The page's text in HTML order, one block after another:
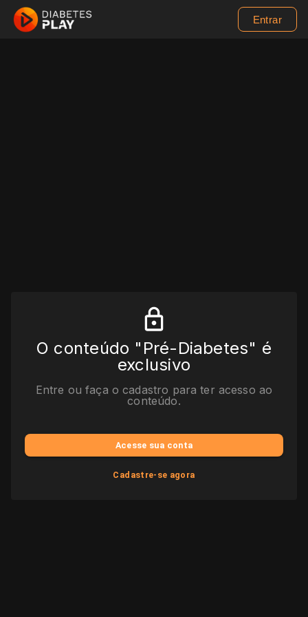
Entrar
O conteúdo "Pré-Diabetes" é
exclusivo
Entre ou faça o cadastro para ter acesso ao
conteúdo.
Acesse sua conta
Cadastre-se agora